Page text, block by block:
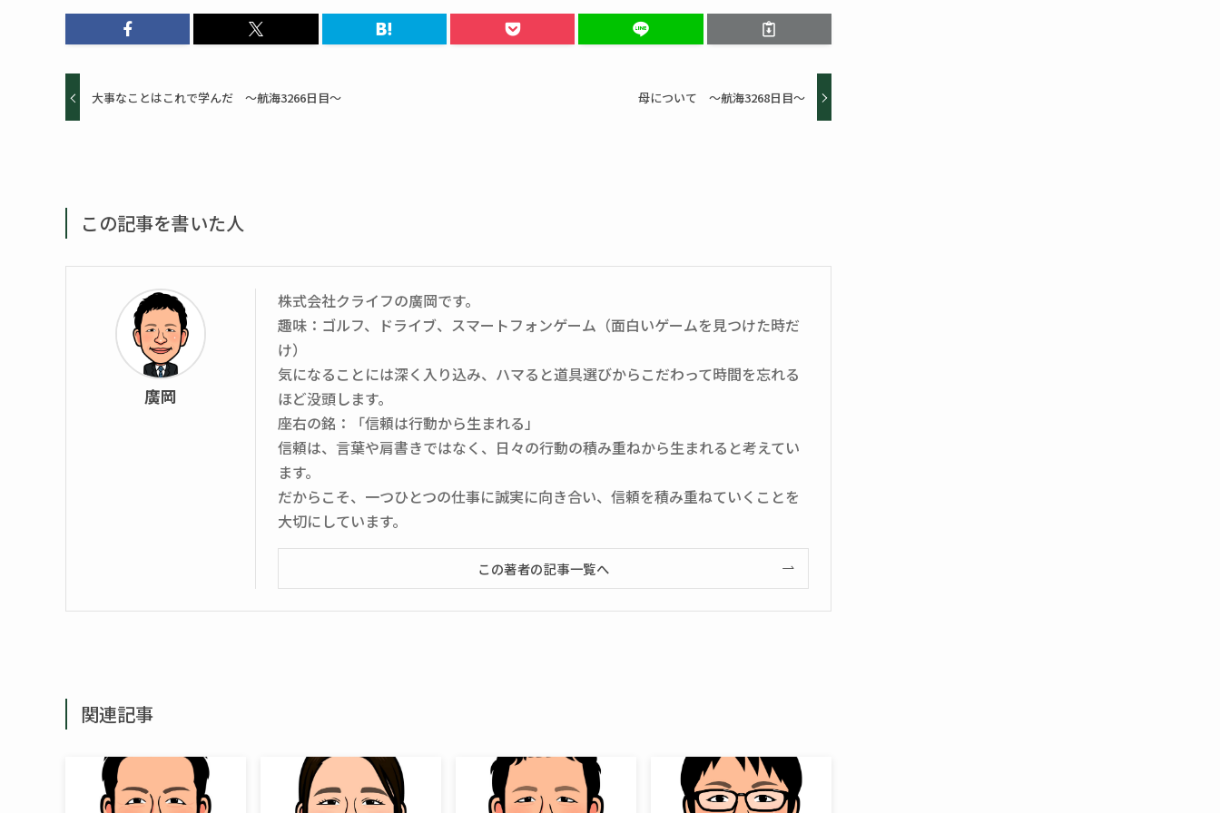
大事なことはこれで学んだ ～航海3266日目～ 母について ～航海3268日目～
この記事を書いた人
廣岡
株式会社クライフの廣岡です。
趣味：ゴルフ、ドライブ、スマートフォンゲーム（面白いゲームを見つけた時だ
け）
気になることには深く入り込み、ハマると道具選びからこだわって時間を忘れる
ほど没頭します。
座右の銘：「信頼は行動から生まれる」
信頼は、言葉や肩書きではなく、日々の行動の積み重ねから生まれると考えてい
ます。
だからこそ、一つひとつの仕事に誠実に向き合い、信頼を積み重ねていくことを
大切にしています。
この著者の記事一覧へ
関連記事